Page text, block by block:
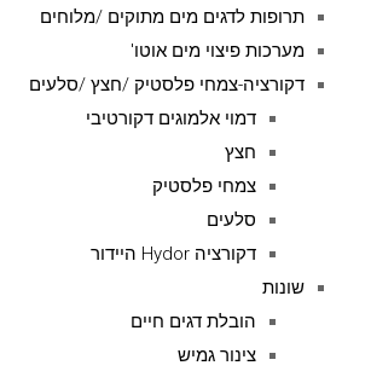
תרופות לדגים מים מתוקים /מלוחים
מערכות פיצוי מים אוטו'
דקורציה-צמחי פלסטיק /חצץ /סלעים
דמוי אלמוגים דקורטיבי
חצץ
צמחי פלסטיק
סלעים
דקורציה Hydor היידור
שונות
הובלת דגים חיים
צינור גמיש